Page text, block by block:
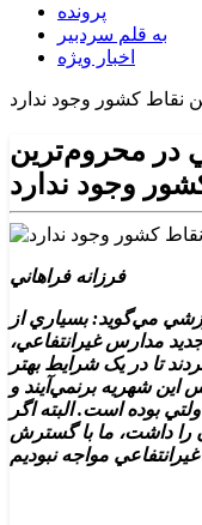
پرونده
به قلم سردبیر
اخبار ویژه
نقاط کشور وجود ندارد
در محروم‌ترين
وجود ندارد
فرزانه فراهاني
مي‌گويد: بسياري از
مدارس غيرانتفاعي،
تا در يک شرايط بهتر
اين شهريه برنمي‌آيند و
بوده است. البته اگر
داشت، ما با گسترش